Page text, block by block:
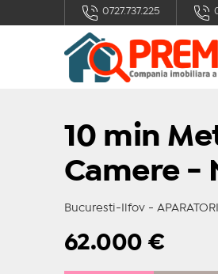
0727.737.225
10 min
Camere -
Bucuresti-Ilfov -
62.000€